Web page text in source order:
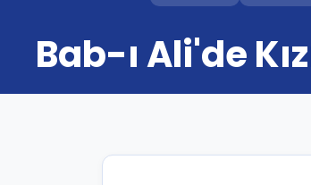
Bab-ı Ali'de